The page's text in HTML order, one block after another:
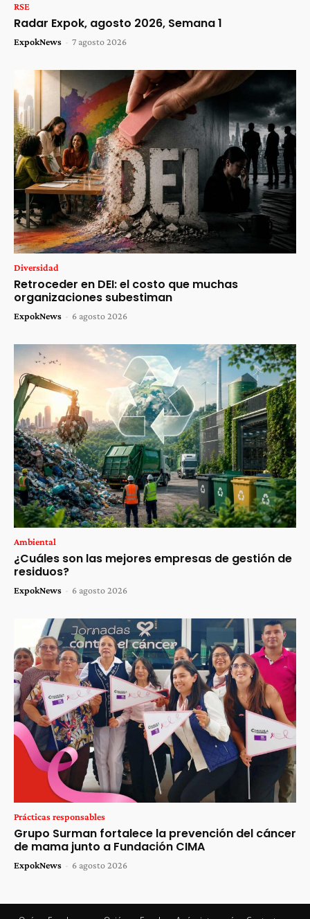
RSE
Radar Expok, agosto 2026, Semana 1
ExpokNews - 7 agosto 2026
Diversidad
Retroceder en DEI: el costo que muchas
organizaciones subestiman
ExpokNews - 6 agosto 2026
Ambiental
¿Cuáles son las mejores empresas de gestión de
residuos?
ExpokNews - 6 agosto 2026
Prácticas responsables
Grupo Surman fortalece la prevención del cáncer
de mama junto a Fundación CIMA
ExpokNews - 6 agosto 2026